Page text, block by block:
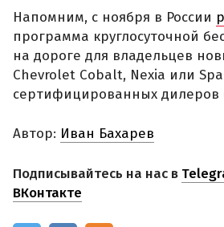
Напомним, с ноября в России
программа круглосуточной
на дороге для владельцев
Chevrolet Cobalt, Nexia или
сертифицированных дилеров
Автор: Иван Бахарев
Подписывайтесь на нас в
ВКонтакте